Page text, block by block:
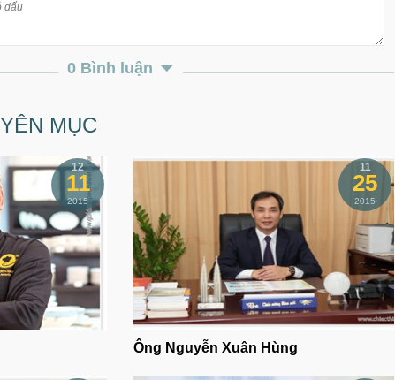
0 Bình luận
MỤC
12
11
2015
11
25
2015
Ông Nguyễn Xuân Hùng